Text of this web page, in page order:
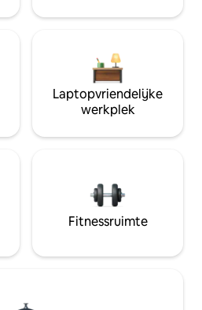
Laptopvriendelijke
werkplek
Fitnessruimte